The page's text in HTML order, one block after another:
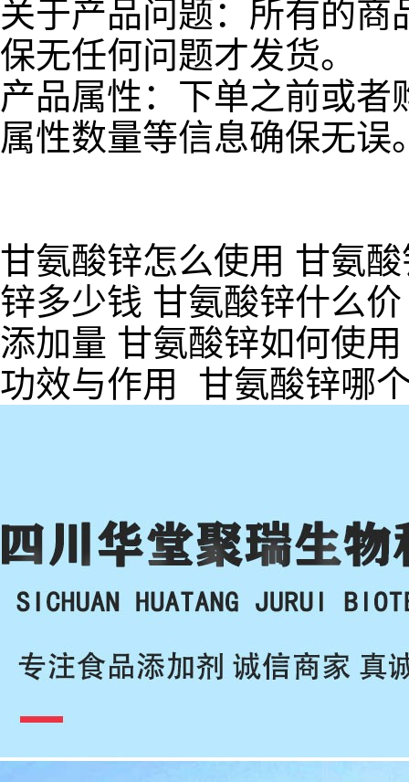
关于产品问题：所有的
保无任何问题才发货。
产品属性：下单之前或
属性数量等信息确保无误
甘氨酸锌怎么使用 甘氨
锌多少钱 甘氨酸锌什么
添加量 甘氨酸锌如何使
功效与作用 甘氨酸锌哪